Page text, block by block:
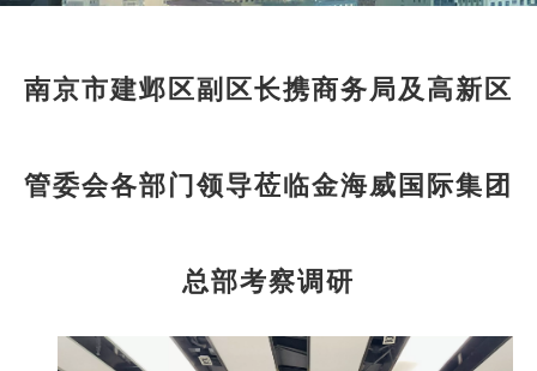
南京市建邺区副区长携商务局及高新区
管委会各部门领导莅临金海威国际集团
总部考察调研